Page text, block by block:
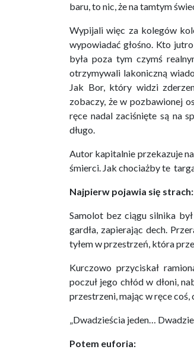
baru, to nic, że na tamtym
Wypijali więc za kolegów
wypowiadać głośno. Kto
była poza tym czymś
otrzymywali lakoniczną
Jak Bor, który widzi
zobaczy, że w pozbawionej
ręce nadal zaciśnięte są na
długo.
Autor kapitalnie przekazuje
śmierci. Jak chociażby te
Najpierw pojawia się strach:
Samolot bez ciągu silnika
gardła, zapierając dech.
tyłem w przestrzeń, która
Kurczowo przyciskał
poczuł jego chłód w dłoni,
przestrzeni, mając w ręce coś,
„Dwadzieścia jeden…
Potem euforia: